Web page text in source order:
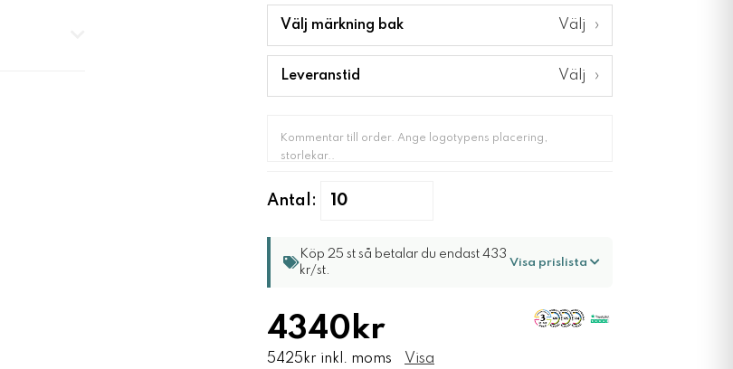
Välj märkning bak Välj ›
Leveranstid Välj ›
Antal:
Köp 25 st så betalar du endast 433
kr/st.
Visa prislista
4340kr
5425kr inkl. moms
Visa